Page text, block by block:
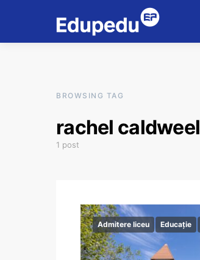
BROWSING TAG
rachel caldweel
1 post
Admitere liceu Educație